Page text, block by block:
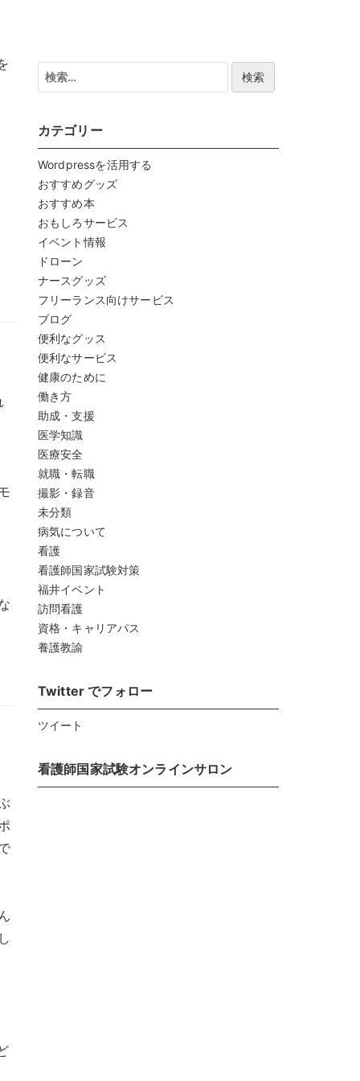
検
索:
カテゴリー
Wordpressを活用する
おすすめグッズ
おすすめ本
おもしろサービス
イベント情報
ドローン
ナースグッズ
フリーランス向けサービス
ブログ
便利なグッス
便利なサービス
健康のために
働き方
助成・支援
医学知識
医療安全
就職・転職
撮影・録音
未分類
病気について
看護
看護師国家試験対策
福井イベント
訪問看護
資格・キャリアパス
養護教諭
Twitter でフォロー
ツイート
看護師国家試験オンラインサロン